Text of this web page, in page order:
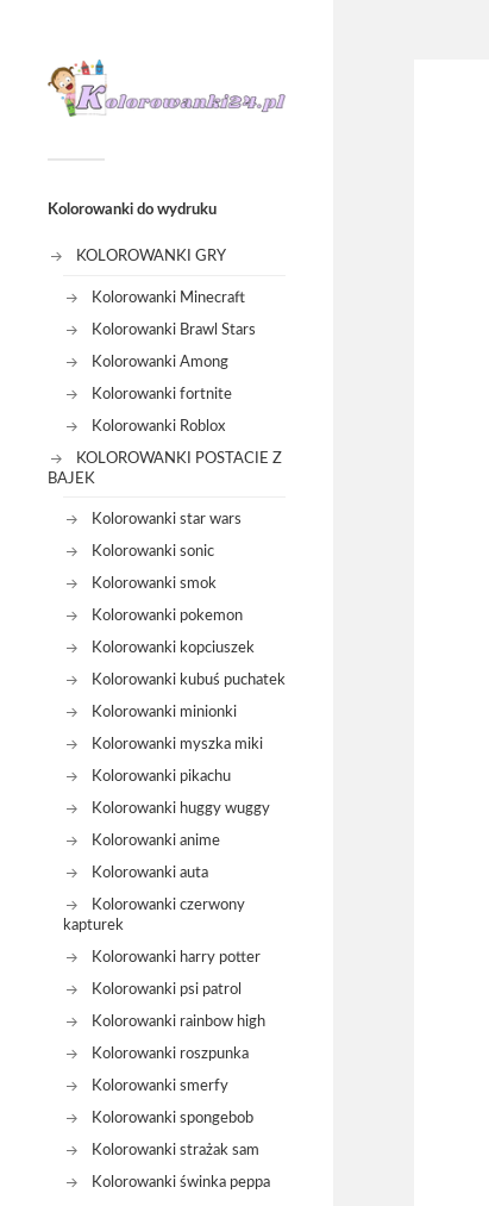
Kolorowanki do wydruku
KOLOROWANKI GRY
Kolorowanki Minecraft
Kolorowanki Brawl Stars
Kolorowanki Among
Kolorowanki fortnite
Kolorowanki Roblox
KOLOROWANKI POSTACIE Z
BAJEK
Kolorowanki star wars
Kolorowanki sonic
Kolorowanki smok
Kolorowanki pokemon
Kolorowanki kopciuszek
Kolorowanki kubuś puchatek
Kolorowanki minionki
Kolorowanki myszka miki
Kolorowanki pikachu
Kolorowanki huggy wuggy
Kolorowanki anime
Kolorowanki auta
Kolorowanki czerwony
kapturek
Kolorowanki harry potter
Kolorowanki psi patrol
Kolorowanki rainbow high
Kolorowanki roszpunka
Kolorowanki smerfy
Kolorowanki spongebob
Kolorowanki strażak sam
Kolorowanki świnka peppa